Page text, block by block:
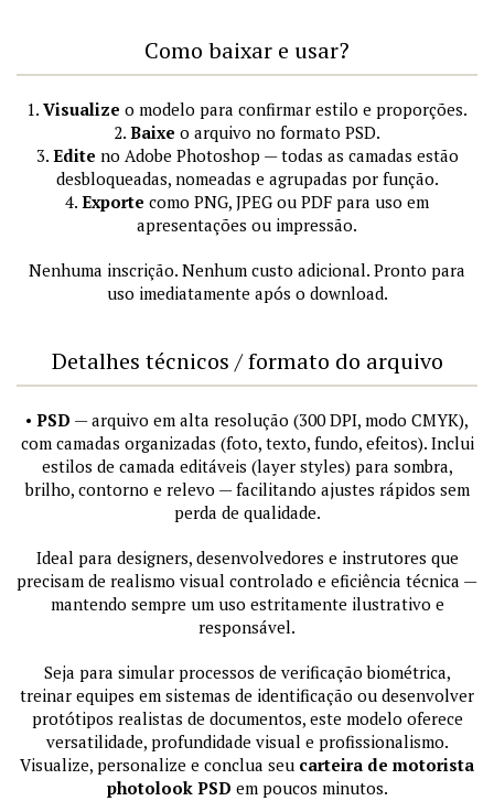
Como baixar e usar?
1. Visualize o modelo para confirmar estilo e proporções.
2. Baixe o arquivo no formato PSD.
3. Edite no Adobe Photoshop — todas as camadas estão
desbloqueadas, nomeadas e agrupadas por função.
4. Exporte como PNG, JPEG ou PDF para uso em
apresentações ou impressão.
Nenhuma inscrição. Nenhum custo adicional. Pronto para
uso imediatamente após o download.
Detalhes técnicos / formato do arquivo
• PSD — arquivo em alta resolução (300 DPI, modo CMYK),
com camadas organizadas (foto, texto, fundo, efeitos). Inclui
estilos de camada editáveis (layer styles) para sombra,
brilho, contorno e relevo — facilitando ajustes rápidos sem
perda de qualidade.
Ideal para designers, desenvolvedores e instrutores que
precisam de realismo visual controlado e eficiência técnica —
mantendo sempre um uso estritamente ilustrativo e
responsável.
Seja para simular processos de verificação biométrica,
treinar equipes em sistemas de identificação ou desenvolver
protótipos realistas de documentos, este modelo oferece
versatilidade, profundidade visual e profissionalismo.
Visualize, personalize e conclua seu carteira de motorista
photolook PSD em poucos minutos.